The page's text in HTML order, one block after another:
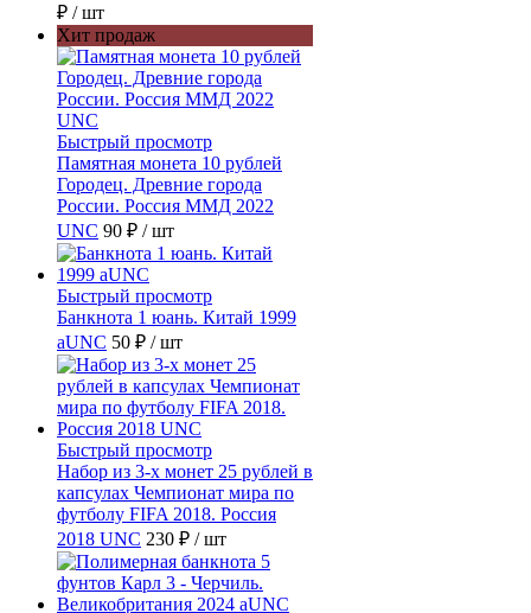
₽ / шт
Хит продаж
Быстрый просмотр
Памятная монета 10 рублей
Городец. Древние города
России. Россия ММД 2022
UNC 90 ₽ / шт
Быстрый просмотр
Банкнота 1 юань. Китай 1999
aUNC 50 ₽ / шт
Быстрый просмотр
Набор из 3-х монет 25 рублей в
капсулах Чемпионат мира по
футболу FIFA 2018. Россия
2018 UNC 230 ₽ / шт